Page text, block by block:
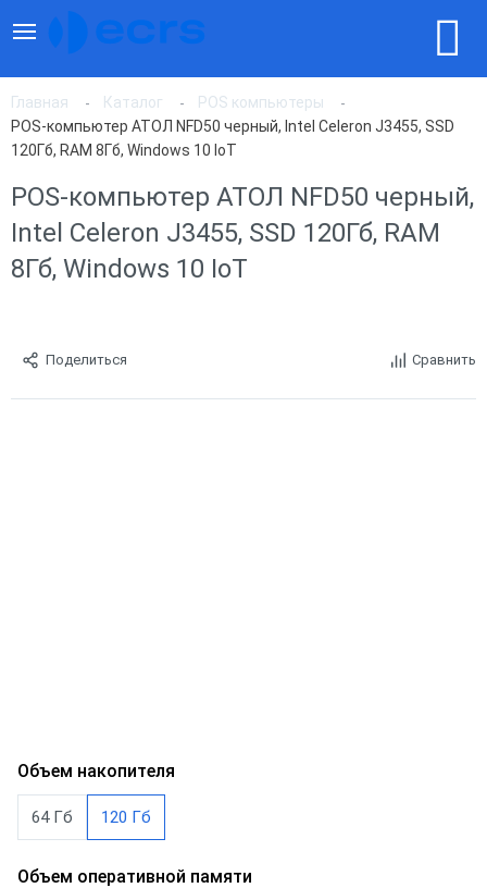
Главная Каталог
POS компьютеры
POS-компьютер АТОЛ NFD50 черный, Intel Celeron J3455, SSD
120Гб, RAM 8Гб, Windows 10 IoT
POS-компьютер АТОЛ NFD50 черный,
Intel Celeron J3455, SSD 120Гб, RAM
8Гб, Windows 10 IoT
Поделиться Сравнить
Объем накопителя
64 Гб 120 Гб
Объем оперативной памяти